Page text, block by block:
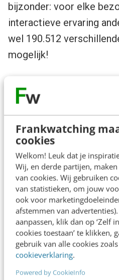
Frankwatching
cookies
Welkom! Leuk dat je
Wij, en derde partijen,
van cookies. Wij gebruiken
van statistieken, om jouw
ook voor
afstemmen van
aanpassen, klik dan op ‘Zelf
cookies toestaan’ te klikken,
gebruik van alle cookies zoals
cookieverklaring.
Powered by CookieInfo
bijzonder: voor elke
interactieve ervaring
wel 190.512
mogelijk!
geen nakomelingen,
hij het Spaanse
aangewezen. Het
van de Dalí Foundation.
deze context wel een
Wat vind jij?